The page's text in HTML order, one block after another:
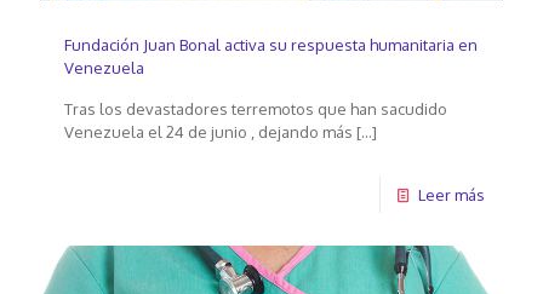
Fundación Juan Bonal activa su respuesta humanitaria en
Venezuela
Tras los devastadores terremotos que han sacudido
Venezuela el 24 de junio , dejando más […]
Leer más